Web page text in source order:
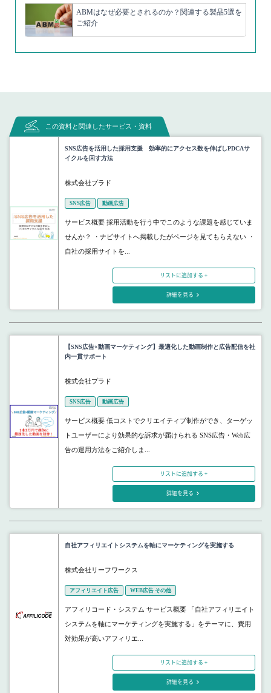
ABMはなぜ必要とされるのか？関連する製品5選を
ご紹介
この資料と関連したサービス・資料
SNS広告を活用した採用支援 効率的にアクセス数を伸ばしPDCAサ
イクルを回す方法
株式会社プラド
SNS広告 動画広告
サービス概要 採用活動を行う中でこのような課題を感じていま
せんか？ ・ナビサイトへ掲載したがページを見てもらえない ・
自社の採用サイトを...
リストに追加する +
詳細を見る
【SNS広告×動画マーケティング】最適化した動画制作と広告配信を社
内一貫サポート
株式会社プラド
SNS広告 動画広告
サービス概要 低コストでクリエイティブ制作ができ、ターゲッ
トユーザーにより効果的な訴求が届けられる SNS広告・Web広
告の運用方法をご紹介しま...
リストに追加する +
詳細を見る
自社アフィリエイトシステムを軸にマーケティングを実施する
株式会社リーフワークス
アフィリエイト広告 WEB広告 その他
アフィリコード・システム サービス概要 「自社アフィリエイト
システムを軸にマーケティングを実施する」をテーマに、費用
対効果が高いアフィリエ...
リストに追加する +
詳細を見る